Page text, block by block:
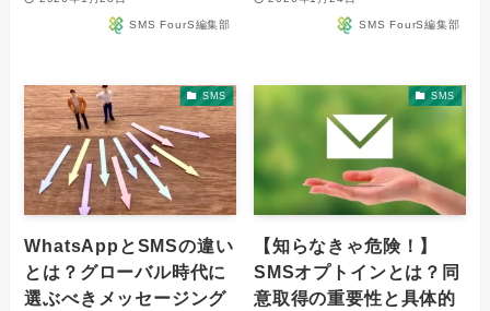
SMS FourS編集部 SMS FourS編集部
SMS
WhatsAppとSMSの違い
とは？グローバル時代に
選ぶべきメッセージング
SMS
【知らなきゃ危険！】
SMSオプトインとは？同
意取得の重要性と具体的